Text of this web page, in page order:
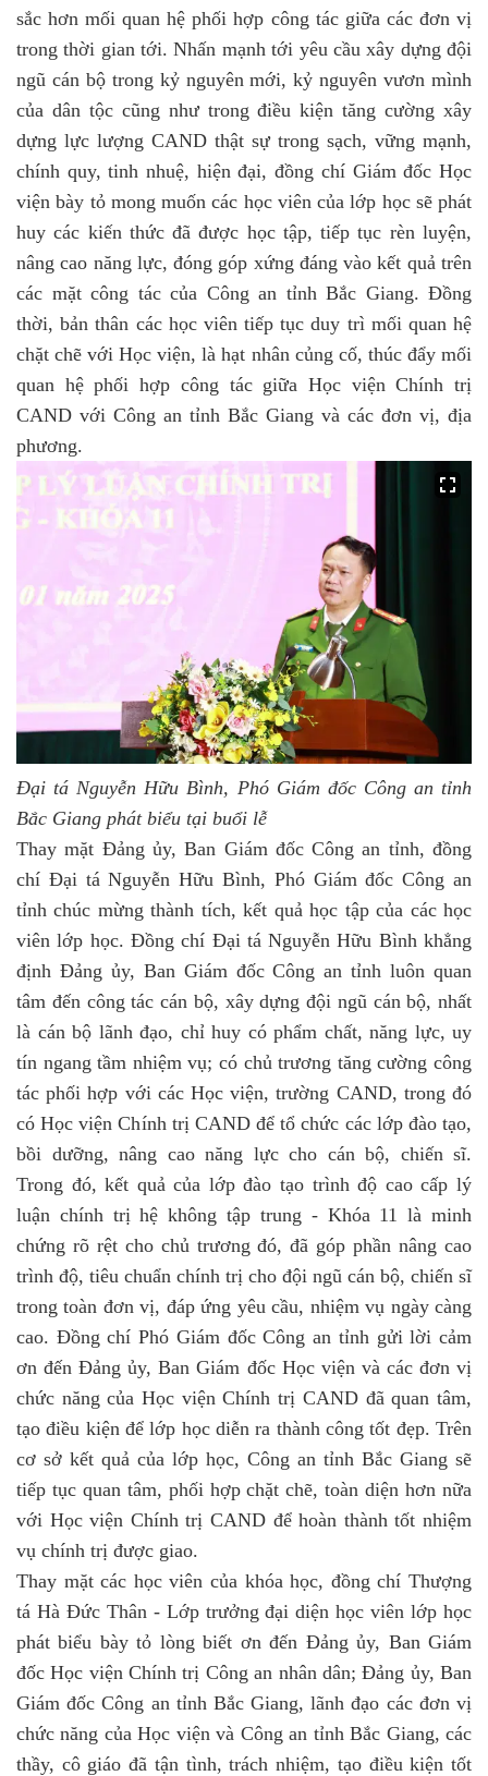
sắc hơn mối quan hệ phối hợp công tác giữa các đơn vị
trong thời gian tới. Nhấn mạnh tới yêu cầu xây dựng đội
ngũ cán bộ trong kỷ nguyên mới, kỷ nguyên vươn mình
của dân tộc cũng như trong điều kiện tăng cường xây
dựng lực lượng CAND thật sự trong sạch, vững mạnh,
chính quy, tinh nhuệ, hiện đại, đồng chí Giám đốc Học
viện bày tỏ mong muốn các học viên của lớp học sẽ phát
huy các kiến thức đã được học tập, tiếp tục rèn luyện,
nâng cao năng lực, đóng góp xứng đáng vào kết quả trên
các mặt công tác của Công an tỉnh Bắc Giang. Đồng
thời, bản thân các học viên tiếp tục duy trì mối quan hệ
chặt chẽ với Học viện, là hạt nhân củng cố, thúc đẩy mối
quan hệ phối hợp công tác giữa Học viện Chính trị
CAND với Công an tỉnh Bắc Giang và các đơn vị, địa
phương.
Đại tá Nguyễn Hữu Bình, Phó Giám đốc Công an tỉnh
Bắc Giang phát biểu tại buổi lễ
Thay mặt Đảng ủy, Ban Giám đốc Công an tỉnh, đồng
chí Đại tá Nguyễn Hữu Bình, Phó Giám đốc Công an
tỉnh chúc mừng thành tích, kết quả học tập của các học
viên lớp học. Đồng chí Đại tá Nguyễn Hữu Bình khẳng
định Đảng ủy, Ban Giám đốc Công an tỉnh luôn quan
tâm đến công tác cán bộ, xây dựng đội ngũ cán bộ, nhất
là cán bộ lãnh đạo, chỉ huy có phẩm chất, năng lực, uy
tín ngang tầm nhiệm vụ; có chủ trương tăng cường công
tác phối hợp với các Học viện, trường CAND, trong đó
có Học viện Chính trị CAND để tổ chức các lớp đào tạo,
bồi dưỡng, nâng cao năng lực cho cán bộ, chiến sĩ.
Trong đó, kết quả của lớp đào tạo trình độ cao cấp lý
luận chính trị hệ không tập trung - Khóa 11 là minh
chứng rõ rệt cho chủ trương đó, đã góp phần nâng cao
trình độ, tiêu chuẩn chính trị cho đội ngũ cán bộ, chiến sĩ
trong toàn đơn vị, đáp ứng yêu cầu, nhiệm vụ ngày càng
cao. Đồng chí Phó Giám đốc Công an tỉnh gửi lời cảm
ơn đến Đảng ủy, Ban Giám đốc Học viện và các đơn vị
chức năng của Học viện Chính trị CAND đã quan tâm,
tạo điều kiện để lớp học diễn ra thành công tốt đẹp. Trên
cơ sở kết quả của lớp học, Công an tỉnh Bắc Giang sẽ
tiếp tục quan tâm, phối hợp chặt chẽ, toàn diện hơn nữa
với Học viện Chính trị CAND để hoàn thành tốt nhiệm
vụ chính trị được giao.
Thay mặt các học viên của khóa học, đồng chí Thượng
tá Hà Đức Thân - Lớp trưởng đại diện học viên lớp học
phát biểu bày tỏ lòng biết ơn đến Đảng ủy, Ban Giám
đốc Học viện Chính trị Công an nhân dân; Đảng ủy, Ban
Giám đốc Công an tỉnh Bắc Giang, lãnh đạo các đơn vị
chức năng của Học viện và Công an tỉnh Bắc Giang, các
thầy, cô giáo đã tận tình, trách nhiệm, tạo điều kiện tốt